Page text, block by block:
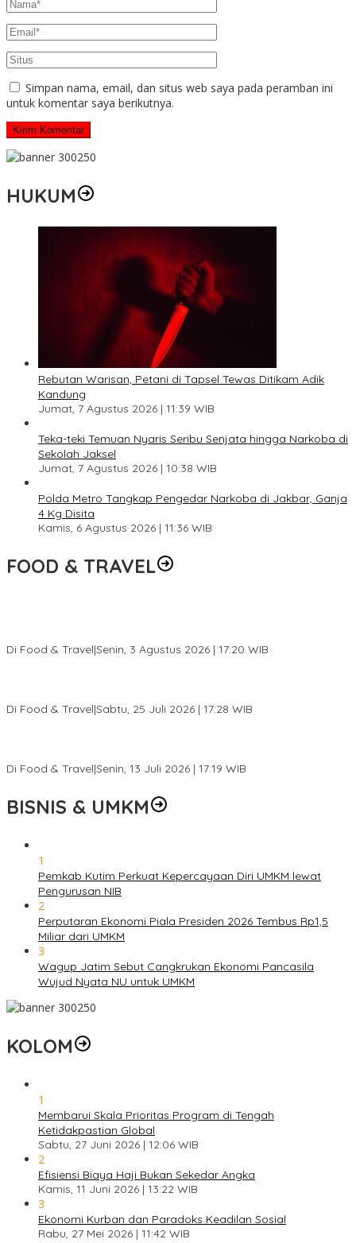
Simpan nama, email, dan situs web saya pada peramban ini
untuk komentar saya berikutnya.
HUKUM
Rebutan Warisan, Petani di Tapsel Tewas Ditikam Adik
Kandung
Jumat, 7 Agustus 2026 | 11:39 WIB
Teka-teki Temuan Nyaris Seribu Senjata hingga Narkoba di
Sekolah Jaksel
Jumat, 7 Agustus 2026 | 10:38 WIB
Polda Metro Tangkap Pengedar Narkoba di Jakbar, Ganja
4 Kg Disita
Kamis, 6 Agustus 2026 | 11:36 WIB
FOOD & TRAVEL
Di Food & Travel|Senin, 3 Agustus 2026 | 17:20 WIB
Di Food & Travel|Sabtu, 25 Juli 2026 | 17:28 WIB
Di Food & Travel|Senin, 13 Juli 2026 | 17:19 WIB
BISNIS & UMKM
1
Pemkab Kutim Perkuat Kepercayaan Diri UMKM lewat
Pengurusan NIB
2
Perputaran Ekonomi Piala Presiden 2026 Tembus Rp1,5
Miliar dari UMKM
3
Wagup Jatim Sebut Cangkrukan Ekonomi Pancasila
Wujud Nyata NU untuk UMKM
KOLOM
1
Membarui Skala Prioritas Program di Tengah
Ketidakpastian Global
Sabtu, 27 Juni 2026 | 12:06 WIB
2
Efisiensi Biaya Haji Bukan Sekedar Angka
Kamis, 11 Juni 2026 | 13:22 WIB
3
Ekonomi Kurban dan Paradoks Keadilan Sosial
Rabu, 27 Mei 2026 | 11:42 WIB